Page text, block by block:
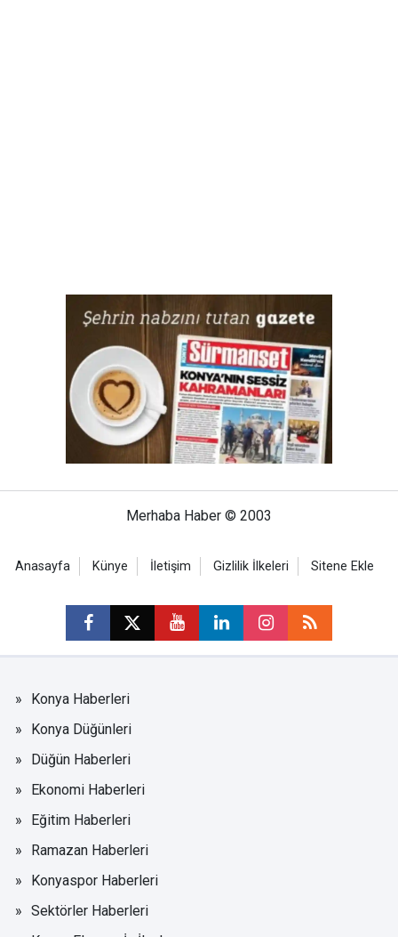
Merhaba Haber © 2003
Anasayfa Künye İletişim Gizlilik İlkeleri Sitene Ekle
Konya Haberleri
Konya Düğünleri
Düğün Haberleri
Ekonomi Haberleri
Eğitim Haberleri
Ramazan Haberleri
Konyaspor Haberleri
Sektörler Haberleri